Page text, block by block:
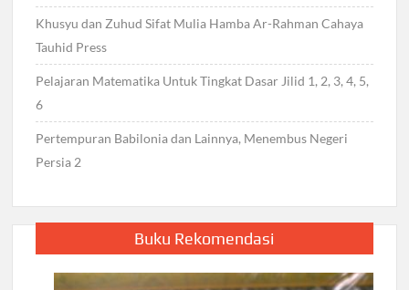
Khusyu dan Zuhud Sifat Mulia Hamba Ar-Rahman Cahaya
Tauhid Press
Pelajaran Matematika Untuk Tingkat Dasar Jilid 1, 2, 3, 4, 5,
6
Pertempuran Babilonia dan Lainnya, Menembus Negeri
Persia 2
Buku Rekomendasi